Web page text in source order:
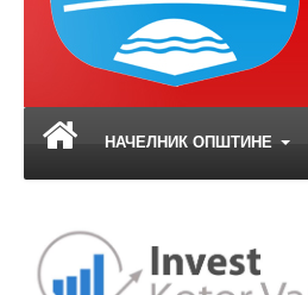
НАЧЕЛНИК ОПШТИНЕ